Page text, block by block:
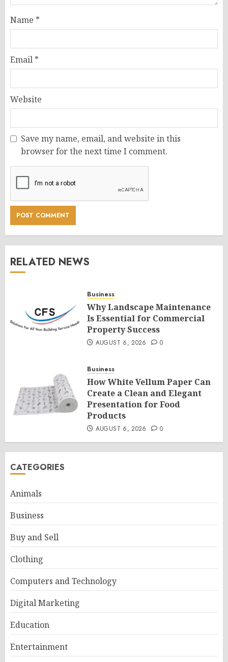
Name *
Email *
Website
Save my name, email, and website in this
browser for the next time I comment.
RELATED NEWS
Business
Why Landscape Maintenance
Is Essential for Commercial
Property Success
AUGUST 6, 2026 0
Business
How White Vellum Paper Can
Create a Clean and Elegant
Presentation for Food
Products
AUGUST 6, 2026 0
CATEGORIES
Animals
Business
Buy and Sell
Clothing
Computers and Technology
Digital Marketing
Education
Entertainment